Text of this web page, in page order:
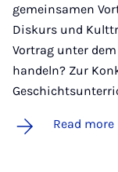
gemeinsamen
Diskurs und
Vortrag unter
handeln? Zur
Read more